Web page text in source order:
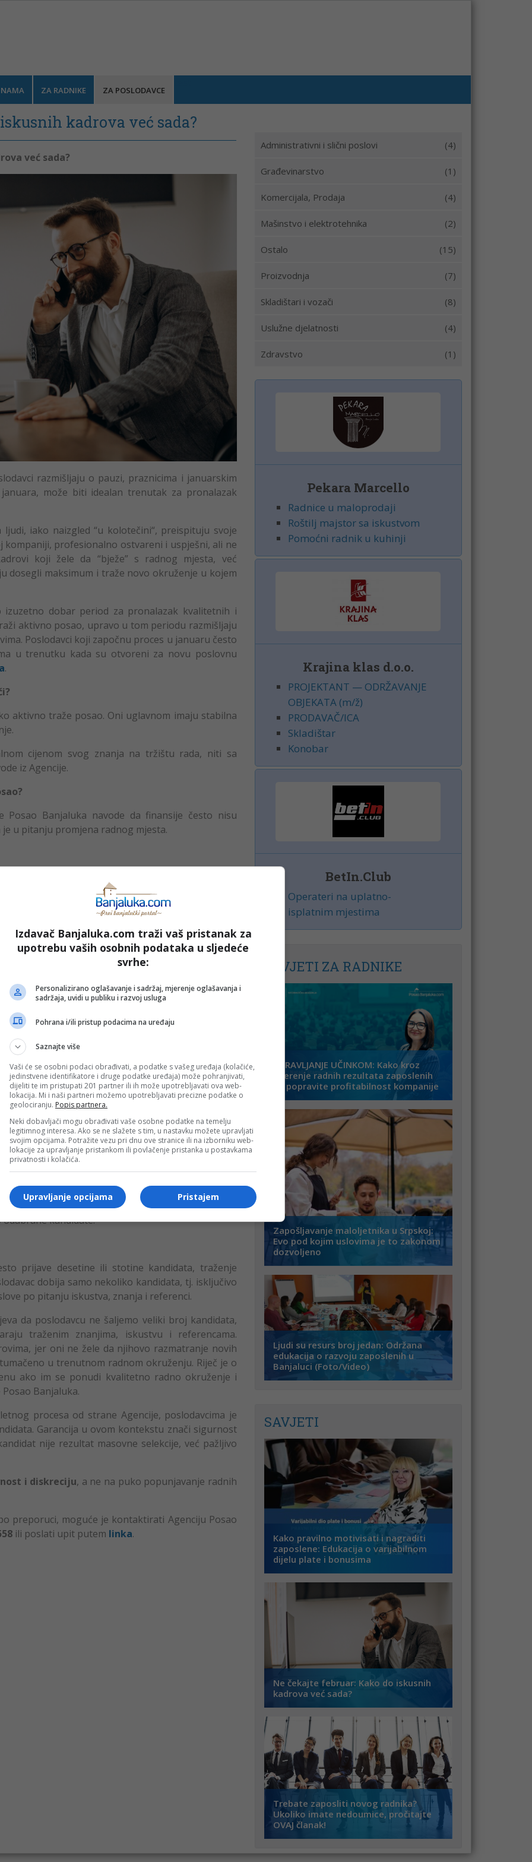
ZA RADNIKE ZA POSLODAVCE
kadrova već sada?
već sada?
razmišljaju o pauzi, praznicima i januarskim
može biti idealan trenutak za pronalazak
iako naizgled “u kolotečini“, preispituju svoje
profesionalno ostvareni i uspješni, ali ne
koji žele da “bježe” s radnog mjesta, već
dosegli maksimum i traže novo okruženje u kojem
dobar period za pronalazak kvalitetnih i
aktivno posao, upravo u tom periodu razmišljaju
Poslodavci koji započnu proces u januaru često
u trenutku kada su otvoreni za novu poslovnu
.
aktivno traže posao. Oni uglavnom imaju stabilna
cijenom svog znanja na tržištu rada, niti sa
iz Agencije.
Posao Banjaluka navode da finansije često nisu
u pitanju promjena radnog mjesta.
razvoj vještina je ograničen. Upravo tu nastaje
prilike”, pojašnjavaju iz Agencije.
odlažu zapošljavanje do februara, računajući na
pokazuje da je tajming za pronalazak kadrova
taj proces upravo u tom periodu već su se
godine.
pružauslugu traženja radnika po preporuci
nije hitno rješenje, već
strateška odluka
već početkom godine, umjesto da čekaju februar i
kada:
odgovornost;
odabrane kandidate.
prijave desetine ili stotine kandidata, traženje
dobija samo nekoliko kandidata, tj. isključivo
po pitanju iskustva, znanja i referenci.
da poslodavcu ne šaljemo veliki broj kandidata,
traženim znanjima, iskustvu i referencama.
jer oni ne žele da njihovo razmatranje novih
u trenutnom radnom okruženju. Riječ je o
ako im se ponudi kvalitetno radno okruženje i
Banjaluka.
procesa od strane Agencije, poslodavcima je
Garancija u ovom kontekstu znači sigurnost
nije rezultat masovne selekcije, već pažljivo
i diskreciju, a ne na puko popunjavanje radnih
preporuci, moguće je kontaktirati Agenciju Posao
ili poslati upit putem linka.
Administrativni i slični poslovi (4)
Građevinarstvo (1)
Komercijala, Prodaja (4)
Mašinstvo i elektrotehnika (2)
Ostalo (15)
Proizvodnja (7)
Skladištari i vozači (8)
Uslužne djelatnosti (4)
Zdravstvo (1)
Pekara Marcello
Radnice u maloprodaji
Roštilj majstor sa iskustvom
Pomoćni radnik u kuhinji
Krajina klas d.o.o.
PROJEKTANT — ODRŽAVANJE
OBJEKATA (m/ž)
PRODAVAČ/ICA
Skladištar
Konobar
BetIn.Club
Operateri na uplatno-
isplatnim mjestima
SAVJETI ZA RADNIKE
UPRAVLJANJE UČINKOM: Kako kroz
mjerenje radnih rezultata zaposlenih
da popravite profitabilnost kompanije
Zapošljavanje maloljetnika u Srpskoj:
Evo pod kojim uslovima je to zakonom
dozvoljeno
Ljudi su resurs broj jedan: Održana
edukacija o razvoju zaposlenih u
Banjaluci (Foto/Video)
SAVJETI
Kako pravilno motivisati i nagraditi
zaposlene: Edukacija o varijabilnom
dijelu plate i bonusima
Ne čekajte februar: Kako do iskusnih
kadrova već sada?
Trebate zaposliti novog radnika?
Ukoliko imate nedoumice, pročitajte
OVAJ članak!
Izdavač Banjaluka.com traži vaš pristanak za
upotrebu vaših osobnih podataka u sljedeće
svrhe:
Personalizirano oglašavanje i sadržaj, mjerenje oglašavanja i
sadržaja, uvidi u publiku i razvoj usluga
Pohrana i/ili pristup podacima na uređaju
Saznajte više
Vaši će se osobni podaci obrađivati, a podatke s vašeg uređaja (kolačiće,
jedinstvene identifikatore i druge podatke uređaja) može pohranjivati,
dijeliti te im pristupati 201 partner ili ih može upotrebljavati ova web-
lokacija. Mi i naši partneri možemo upotrebljavati precizne podatke o
geolociranju. Popis partnera.
Neki dobavljači mogu obrađivati vaše osobne podatke na temelju
legitimnog interesa. Ako se ne slažete s tim, u nastavku možete upravljati
svojim opcijama. Potražite vezu pri dnu ove stranice ili na izborniku web-
lokacije za upravljanje pristankom ili povlačenje pristanka u postavkama
privatnosti i kolačića.
Pristajem
Upravljanje opcijama